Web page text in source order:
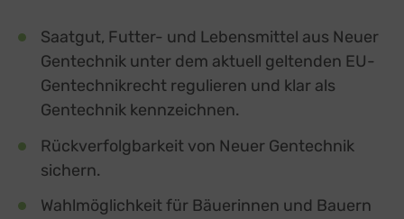
Saatgut, Futter- und Lebensmittel aus Neuer
Gentechnik unter dem aktuell geltenden EU-
Gentechnikrecht regulieren und klar als
Gentechnik kennzeichnen.
Rückverfolgbarkeit von Neuer Gentechnik
sichern.
Wahlmöglichkeit für Bäuerinnen und Bauern